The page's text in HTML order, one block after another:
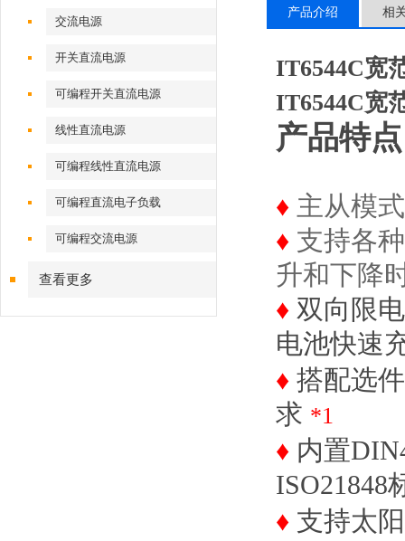
交流电源
开关直流电源
可编程开关直流电源
线性直流电源
可编程线性直流电源
可编程直流电子负载
可编程交流电源
查看更多
产品介绍 相
IT6544C宽
IT6544C宽
产品特
♦ 主从模
♦ 支持各
升和下降
♦ 双向限
电池快速
♦ 搭配选
求 *1
♦ 内置
ISO21848
♦ 支持太